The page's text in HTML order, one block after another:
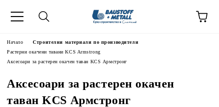
Начало
Строителни материали по производители
Растерни окачени тавани KCS Armstrong
Аксесоари за растерен окачен таван KCS Армстронг
Аксесоари за растерен окачен
таван KCS Армстронг